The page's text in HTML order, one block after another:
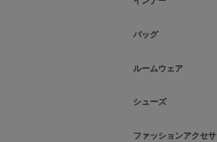
バッグ
ルームウェア
シューズ
ファッションアクセサ